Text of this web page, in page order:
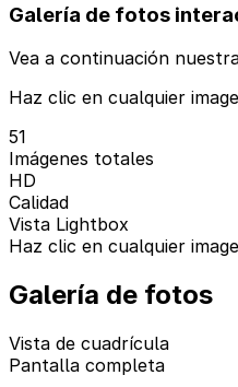
Galería de fotos
Vea a continuación
Haz clic en cualquier
51
Imágenes totales
HD
Calidad
Vista Lightbox
Haz clic en cualquier
Galería de fotos
Vista de cuadrícula
Pantalla completa